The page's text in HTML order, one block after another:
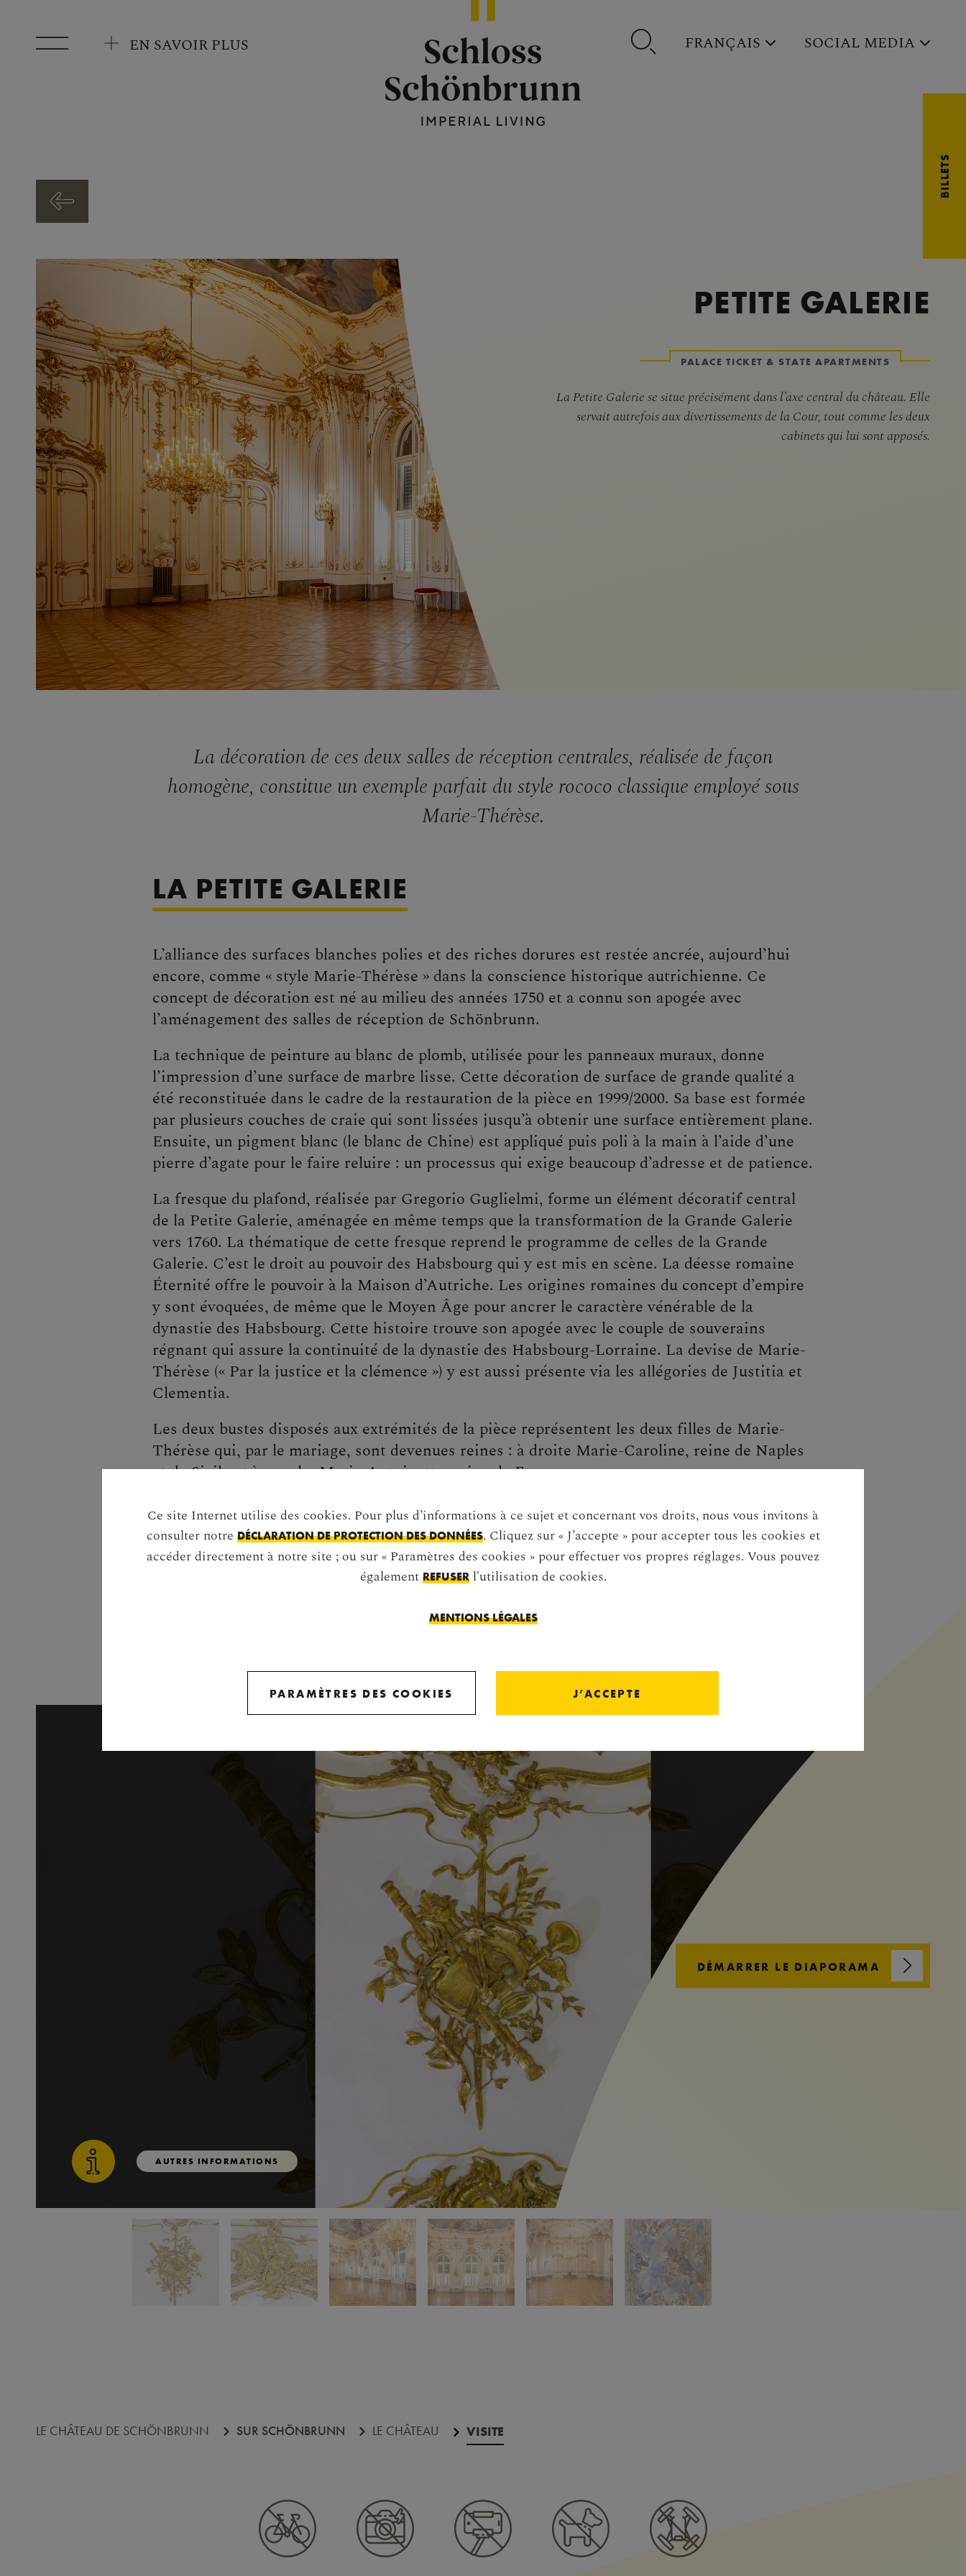
EN SAVOIR PLUS FRANÇAIS SOCIAL MEDIA
BILLETS
PETITE GALERIE
PALACE TICKET & STATE APARTMENTS
La Petite Galerie se situe précisément dans l’axe central du château. Elle
servait autrefois aux divertissements de la Cour, tout comme les deux
cabinets qui lui sont apposés.
La décoration de ces deux salles de réception centrales, réalisée de façon
homogène, constitue un exemple parfait du style rococo classique employé sous
Marie-Thérèse.
LA PETITE GALERIE
L’alliance des surfaces blanches polies et des riches dorures est restée ancrée, aujourd’hui
encore, comme « style Marie-Thérèse » dans la conscience historique autrichienne. Ce
concept de décoration est né au milieu des années 1750 et a connu son apogée avec
l’aménagement des salles de réception de Schönbrunn.
La technique de peinture au blanc de plomb, utilisée pour les panneaux muraux, donne
l’impression d’une surface de marbre lisse. Cette décoration de surface de grande qualité a
été reconstituée dans le cadre de la restauration de la pièce en 1999/2000. Sa base est formée
par plusieurs couches de craie qui sont lissées jusqu’à obtenir une surface entièrement plane.
Ensuite, un pigment blanc (le blanc de Chine) est appliqué puis poli à la main à l’aide d’une
pierre d’agate pour le faire reluire : un processus qui exige beaucoup d’adresse et de patience.
La fresque du plafond, réalisée par Gregorio Guglielmi, forme un élément décoratif central
de la Petite Galerie, aménagée en même temps que la transformation de la Grande Galerie
vers 1760. La thématique de cette fresque reprend le programme de celles de la Grande
Galerie. C’est le droit au pouvoir des Habsbourg qui y est mis en scène. La déesse romaine
Éternité offre le pouvoir à la Maison d’Autriche. Les origines romaines du concept d’empire
y sont évoquées, de même que le Moyen Âge pour ancrer le caractère vénérable de la
dynastie des Habsbourg. Cette histoire trouve son apogée avec le couple de souverains
régnant qui assure la continuité de la dynastie des Habsbourg-Lorraine. La devise de Marie-
Thérèse (« Par la justice et la clémence ») y est aussi présente via les allégories de Justitia et
Clementia.
Les deux bustes disposés aux extrémités de la pièce représentent les deux filles de Marie-
Thérèse qui, par le mariage, sont devenues reines : à droite Marie-Caroline, reine de Naples
et de Sicile et à gauche Marie-Antoinette, reine de France.
Passer la galerie d'images
AUTRES INFORMATIONS
DÉMARRER LE DIAPORAMA
LE CHÂTEAU DE SCHÖNBRUNN SUR SCHÖNBRUNN LE CHÂTEAU VISITE
Ce site Internet utilise des cookies. Pour plus d’informations à ce sujet et concernant vos droits, nous vous invitons à
consulter notre DÉCLARATION DE PROTECTION DES DONNÉES. Cliquez sur « J’accepte » pour accepter tous les cookies et
accéder directement à notre site ; ou sur « Paramètres des cookies » pour effectuer vos propres réglages. Vous pouvez
également REFUSERl'utilisation de cookies.
MENTIONS LÉGALES
PARAMÈTRES DES COOKIES J’ACCEPTE